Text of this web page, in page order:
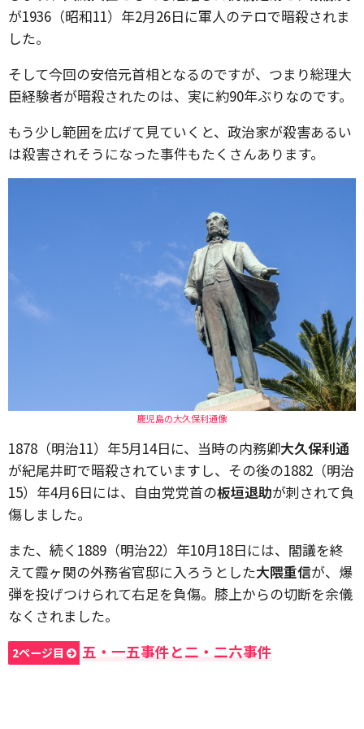
が1936（昭和11）年2月26日に軍人のテロで暗殺されま
した。
そして今回の安倍元首相となるのですが、つまり総理大
臣経験者が暗殺されたのは、実に約90年ぶりなのです。
もう少し範囲を広げて見ていくと、政治家が殺害あるい
は殺害されそうになった事件もたくさんあります。
鹿児島の大久保利通像
1878（明治11）年5月14日に、当時の内務卿大久保利通
が紀尾井町で暗殺されていますし、その後の1882（明治
15）年4月6日には、自由党党首の板垣退助が刺されて負
傷しました。
また、続く1889（明治22）年10月18日には、閣議を終
えて霞ヶ関の外務省官邸に入ろうとした大隈重信が、爆
弾を投げつけられて右足を負傷。膝上からの切断を余儀
なくされました。
2ページ目 五・一五事件と二・二六事件